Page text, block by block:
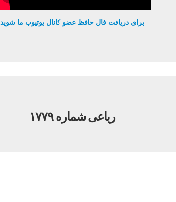
برای دریافت فال حافظ عضو کانال یوتیوب ما شوید
رباعی شماره ۱۷۷۹